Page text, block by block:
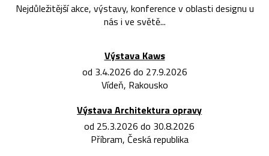
Nejdůležitější akce, výstavy, konference v oblasti designu u
nás i ve světě...
Výstava Kaws
od 3.4.2026 do 27.9.2026
Vídeň, Rakousko
Výstava Architektura opravy
od 25.3.2026 do 30.8.2026
Příbram, Česká republika